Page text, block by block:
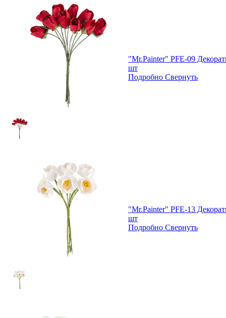
"Mr.Painter" PFE-09
шт
Подробно Свернуть
"Mr.Painter" PFE-13
шт
Подробно Свернуть